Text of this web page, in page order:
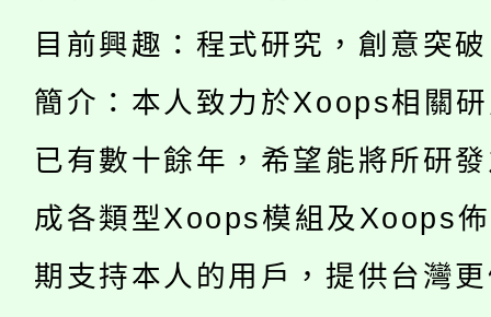
代理(課)教師甄選結果(
「2026金融保險知識
桃園市115學年度學生
生本土語及新住民語歌
公告本校115學年度第
代理(課)教師甄選結果(
公告本校115學年度第
代理(課)教師甄選結果(
轉知中國文化大學推廣
《TA101》溝通分析基
轉知苗栗縣政府辦理
目前興趣：程式研究，創意突
簡介：本人致力於Xoops相關
已有數十餘年，希望能將所研
成各類型Xoops模組及Xoops
期支持本人的用戶，提供台灣